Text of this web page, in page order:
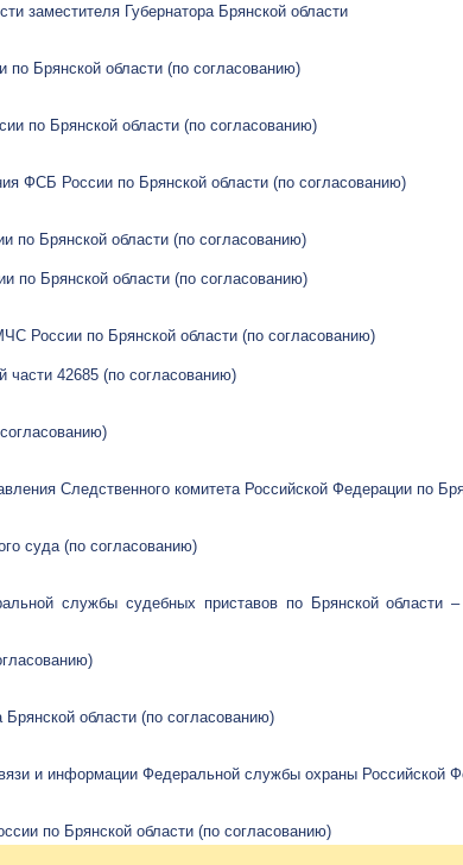
заместителя Губернатора Брянской области
по Брянской области (по согласованию)
по Брянской области (по согласованию)
ФСБ России по Брянской области (по согласованию)
по Брянской области (по согласованию)
по Брянской области (по согласованию)
России по Брянской области (по согласованию)
части 42685 (по согласованию)
Следственного комитета Российской Федерации по
суда (по согласованию)
службы судебных приставов по Брянской области
области (по согласованию)
и информации Федеральной службы охраны Российской
по Брянской области (по согласованию)